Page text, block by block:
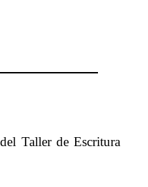
Taller de Escritura